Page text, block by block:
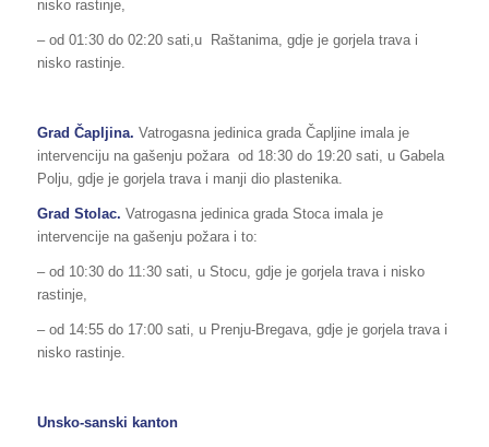
nisko rastinje,
– od 01:30 do 02:20 sati,u Raštanima, gdje je gorjela trava i
nisko rastinje.
Grad Čapljina. Vatrogasna jedinica grada Čapljine imala je
intervenciju na gašenju požara od 18:30 do 19:20 sati, u Gabela
Polju, gdje je gorjela trava i manji dio plastenika.
Grad Stolac. Vatrogasna jedinica grada Stoca imala je
intervencije na gašenju požara i to:
– od 10:30 do 11:30 sati, u Stocu, gdje je gorjela trava i nisko
rastinje,
– od 14:55 do 17:00 sati, u Prenju-Bregava, gdje je gorjela trava i
nisko rastinje.
Unsko-sanski kanton